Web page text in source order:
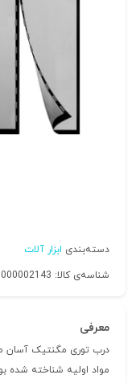
دسته‌بندی ابزار آلات
شناسه‌ی کالا: 1000002143
معرفی
درب توری مگنتیک آسان
مواد اولیه شناخته شده